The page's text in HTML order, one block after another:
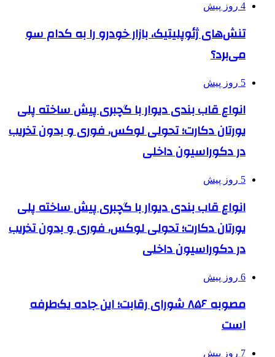
4 روز پیش
تنش‌های ژئوپلیتیک، بازار خودرو را به کدام سو
می‌برد؟
5 روز پیش
انواع قاب بندی دیوار با گچبری پیش ساخته پلی
یورتان دکارت؛ تحولی لوکس، فوری و بدون تخریب
در دکوراسیون داخلی
5 روز پیش
انواع قاب بندی دیوار با گچبری پیش ساخته پلی
یورتان دکارت؛ تحولی لوکس، فوری و بدون تخریب
در دکوراسیون داخلی
6 روز پیش
مصوبه ۸۵۶ شورای رقابت؛ این جاده یک‌طرفه
است
7 روز پیش